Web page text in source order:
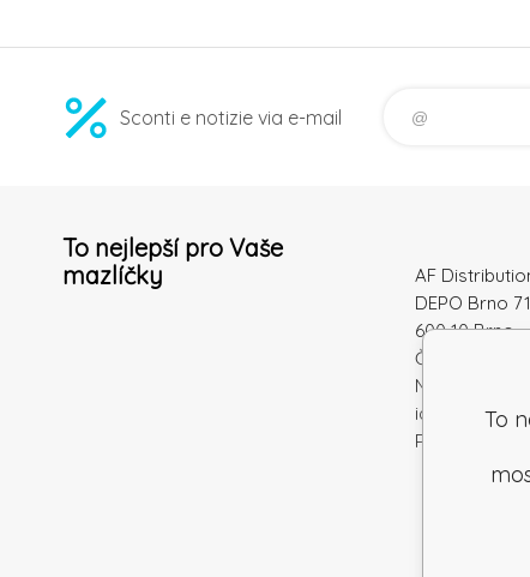
Sconti e notizie via e-mail
To nejlepší pro Vaše
mazlíčky
AF
DEPO Brno
600 10 Brno
Česká
Numero di
Partita IVA:
To